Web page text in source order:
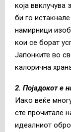
која ввклучува
би го
намирници
кои се борат
Јапонките во
калорична
2. Појадокот е
Иако веќе
сте прочитале
идеалниот